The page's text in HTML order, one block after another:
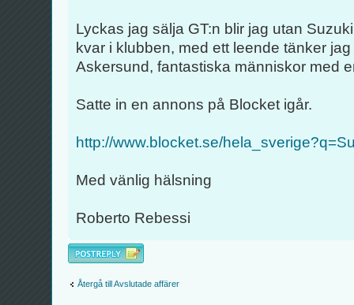
Lyckas jag sälja GT:n blir jag utan
kvar i klubben, med ett leende tänker
Askersund, fantastiska människor med
Satte in en annons på Blocket igår.
http://www.blocket.se/
Med vänlig hälsning
Roberto Rebessi
Besvara
Återgå till Avslutade affärer